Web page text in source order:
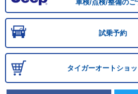
車検/点検/整備のご
試乗予約
タイガーオートショ